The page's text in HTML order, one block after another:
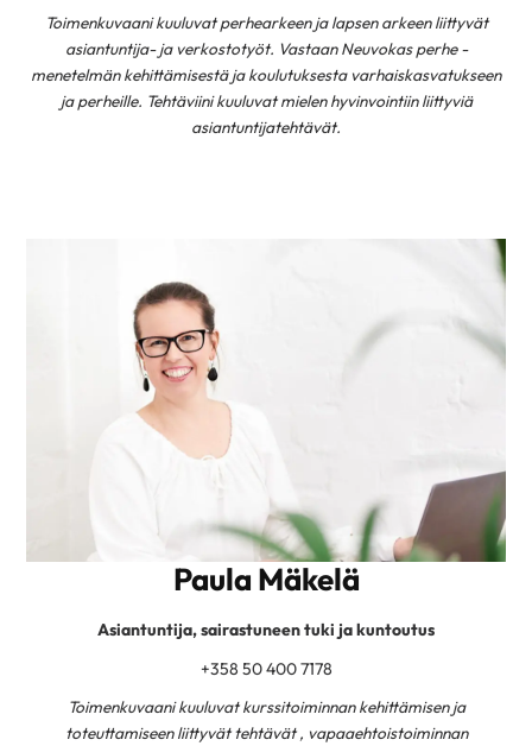
Toimenkuvaani kuuluvat perhearkeen ja lapsen arkeen liittyvät
asiantuntija- ja verkostotyöt. Vastaan Neuvokas perhe -
menetelmän kehittämisestä ja koulutuksesta varhaiskasvatukseen
ja perheille. Tehtäviini kuuluvat mielen hyvinvointiin liittyviä
asiantuntijatehtävät.
Paula Mäkelä
Asiantuntija, sairastuneen tuki ja kuntoutus
+358 50 400 7178
Toimenkuvaani kuuluvat kurssitoiminnan kehittämisen ja
toteuttamiseen liittyvät tehtävät , vapaaehtoistoiminnan